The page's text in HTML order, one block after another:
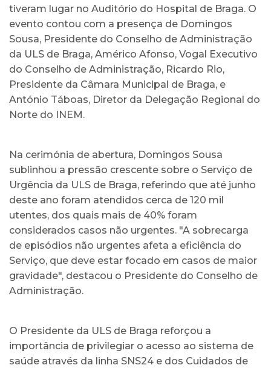
tiveram lugar no Auditório do Hospital de Braga. O
evento contou com a presença de Domingos
Sousa, Presidente do Conselho de Administração
da ULS de Braga, Américo Afonso, Vogal Executivo
do Conselho de Administração, Ricardo Rio,
Presidente da Câmara Municipal de Braga, e
António Táboas, Diretor da Delegação Regional do
Norte do INEM.
Na cerimónia de abertura, Domingos Sousa
sublinhou a pressão crescente sobre o Serviço de
Urgência da ULS de Braga, referindo que até junho
deste ano foram atendidos cerca de 120 mil
utentes, dos quais mais de 40% foram
considerados casos não urgentes. "A sobrecarga
de episódios não urgentes afeta a eficiência do
Serviço, que deve estar focado em casos de maior
gravidade", destacou o Presidente do Conselho de
Administração.
O Presidente da ULS de Braga reforçou a
importância de privilegiar o acesso ao sistema de
saúde através da linha SNS24 e dos Cuidados de